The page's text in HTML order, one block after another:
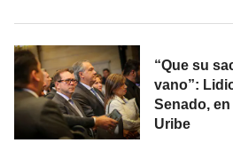
“Que su
vano”:
Senado,
Uribe